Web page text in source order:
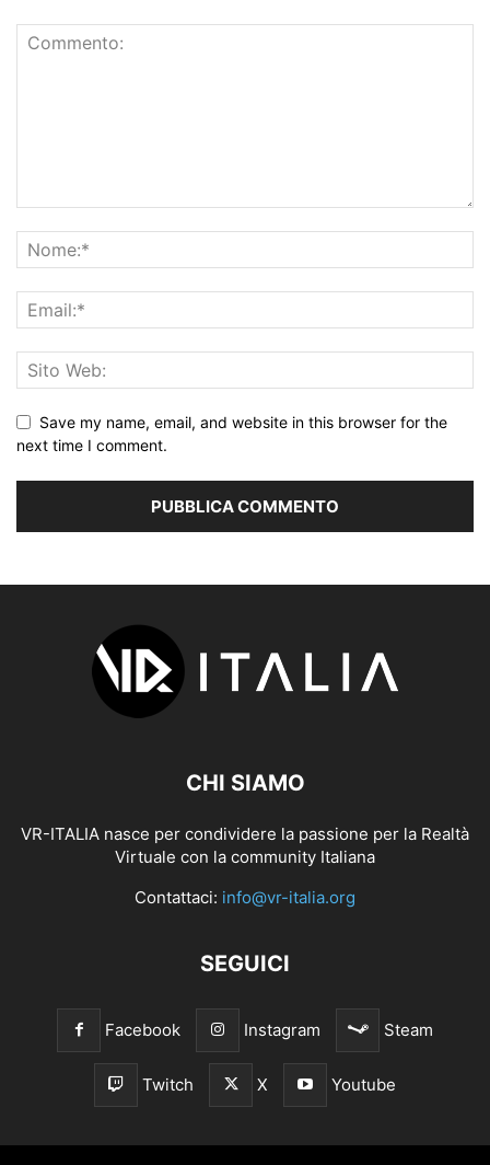
Save my name, email, and website in this browser for the
next time I comment.
CHI SIAMO
VR-ITALIA nasce per condividere la passione per la Realtà
Virtuale con la community Italiana
Contattaci: info@vr-italia.org
SEGUICI
Facebook Instagram Steam
Twitch X Youtube